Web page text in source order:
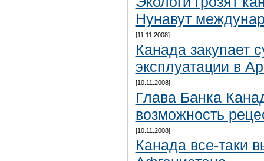
Нунавут
[11.11.2008]
Канада закупает
эксплуатации в
[10.11.2008]
Глава Банка
возможность
[10.11.2008]
Канада все-таки